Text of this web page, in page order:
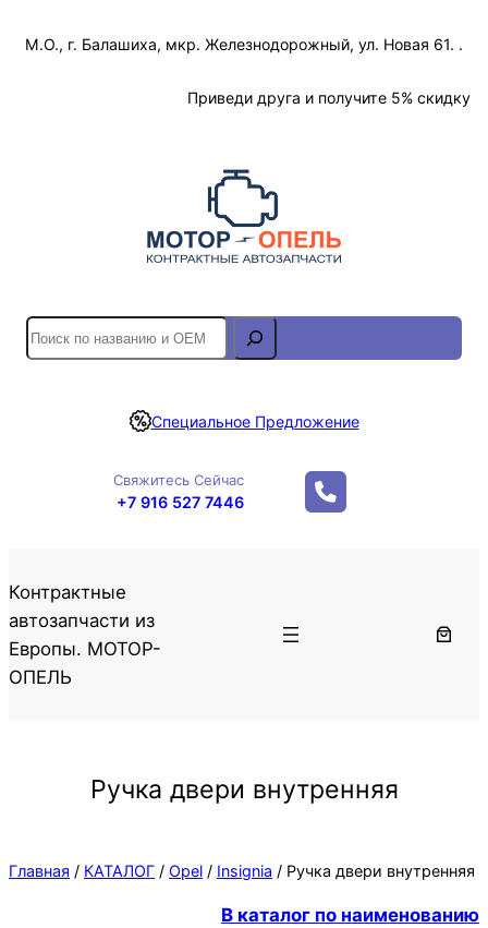
М.О., г. Балашиха, мкр. Железнодорожный, ул. Новая 61. .
Приведи друга и получите 5% скидку
S
e
r
Специальное Предложение
Свяжитесь Сейчас
+7 916 527 7446
Контрактные
автозапчасти из
Европы. МОТОР-
ОПЕЛЬ
Ручка двери внутренняя
Главная / КАТАЛОГ / Opel / Insignia / Ручка двери внутренняя
В каталог по наименованию